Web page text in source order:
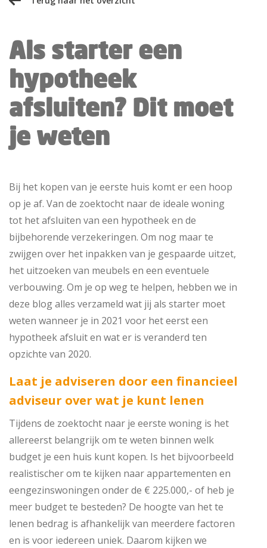
Als starter een
hypotheek
afsluiten? Dit moet
je weten
Bij het kopen van je eerste huis komt er een hoop
op je af. Van de zoektocht naar de ideale woning
tot het afsluiten van een hypotheek en de
bijbehorende verzekeringen. Om nog maar te
zwijgen over het inpakken van je gespaarde uitzet,
het uitzoeken van meubels en een eventuele
verbouwing. Om je op weg te helpen, hebben we in
deze blog alles verzameld wat jij als starter moet
weten wanneer je in 2021 voor het eerst een
hypotheek afsluit en wat er is veranderd ten
opzichte van 2020.
Laat je adviseren door een financieel
adviseur over wat je kunt lenen
Tijdens de zoektocht naar je eerste woning is het
allereerst belangrijk om te weten binnen welk
budget je een huis kunt kopen. Is het bijvoorbeeld
realistischer om te kijken naar appartementen en
eengezinswoningen onder de € 225.000,- of heb je
meer budget te besteden? De hoogte van het te
lenen bedrag is afhankelijk van meerdere factoren
en is voor iedereen uniek. Daarom kijken we